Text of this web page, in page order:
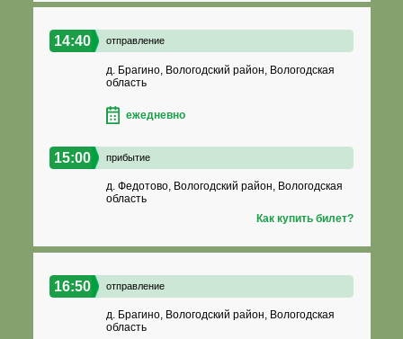
14:40 отправление
д. Брагино, Вологодский район, Вологодская
область
ежедневно
15:00 прибытие
д. Федотово, Вологодский район, Вологодская
область
Как купить билет?
16:50 отправление
д. Брагино, Вологодский район, Вологодская
область